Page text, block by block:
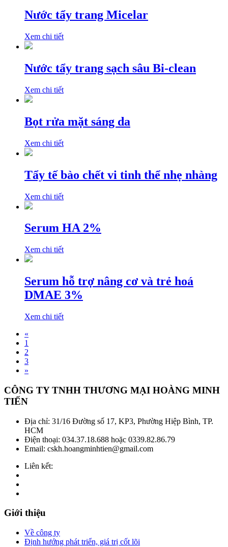
Nước tẩy trang Micelar
Xem chi tiết
Nước tẩy trang sạch sâu Bi-clean
Xem chi tiết
Bọt rửa mặt sáng da
Xem chi tiết
Tẩy tế bào chết vi tinh thể nhẹ nhàng
Xem chi tiết
Serum HA 2%
Xem chi tiết
Serum hỗ trợ nâng cơ và trẻ hoá
DMAE 3%
Xem chi tiết
«
1
2
3
»
CÔNG TY TNHH THƯƠNG MẠI HOÀNG MINH
TIẾN
Địa chỉ: 31/16 Đường số 17, KP3, Phường Hiệp Bình, TP.
HCM
Điện thoại: 034.37.18.688 hoặc 0339.82.86.79
Email: cskh.hoangminhtien@gmail.com
Liên kết:
Giới thiệu
Về công ty
Định hướng phát triển, giá trị cốt lõi